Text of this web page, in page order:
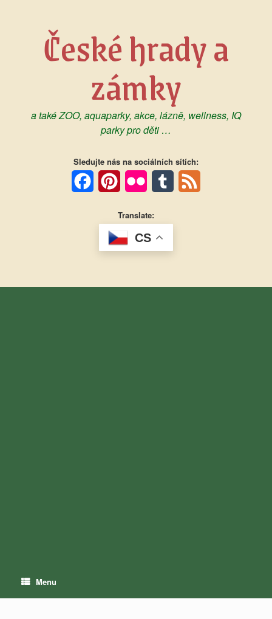
České hrady a
zámky
a také ZOO, aquaparky, akce, lázně, wellness, IQ
parky pro děti …
Sledujte nás na sociálních sítích:
FacebookPinterestFlickr Tumblr
Translate:
CS
Menu